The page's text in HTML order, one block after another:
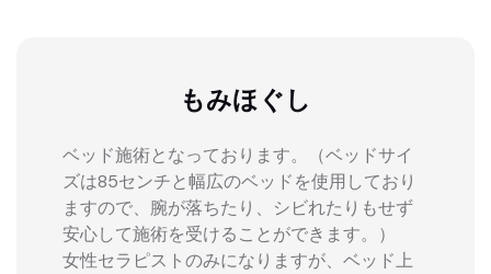
もみほぐし
ベッド施術となっております。（ベッドサイ
ズは85センチと幅広のベッドを使用しており
ますので、腕が落ちたり、シビれたりもせず
安心して施術を受けることができます。）
女性セラピストのみになりますが、ベッド上